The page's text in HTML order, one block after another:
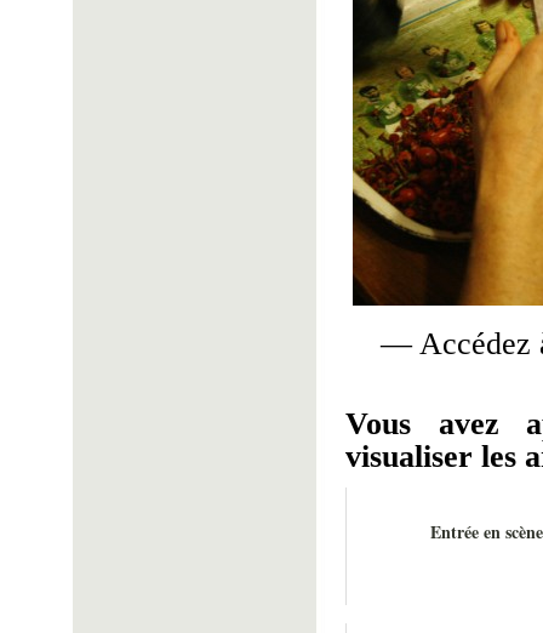
— Accédez
Vous avez
visualiser les
Entrée en